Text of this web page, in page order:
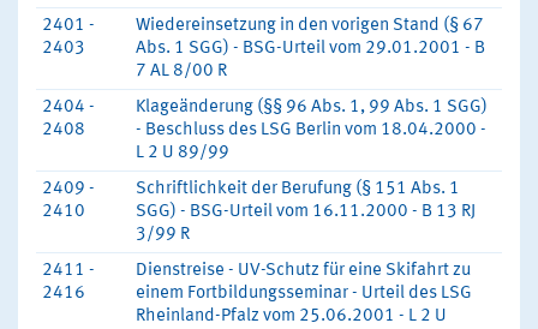
2401 -
2403
Wiedereinsetzung in den vorigen Stand (§ 67
Abs. 1 SGG) - BSG-Urteil vom 29.01.2001 - B
7 AL 8/00 R
2404 -
2408
Klageänderung (§§ 96 Abs. 1, 99 Abs. 1 SGG)
- Beschluss des LSG Berlin vom 18.04.2000 -
L 2 U 89/99
2409 -
2410
Schriftlichkeit der Berufung (§ 151 Abs. 1
SGG) - BSG-Urteil vom 16.11.2000 - B 13 RJ
3/99 R
2411 -
2416
Dienstreise - UV-Schutz für eine Skifahrt zu
einem Fortbildungsseminar - Urteil des LSG
Rheinland-Pfalz vom 25.06.2001 - L 2 U